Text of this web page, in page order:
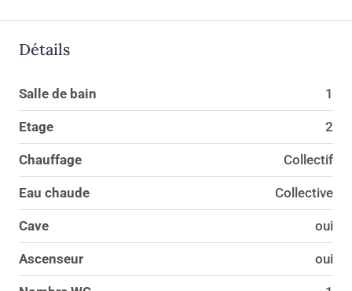
Détails
Salle de bain 1
Etage 2
Chauffage Collectif
Eau chaude Collective
Cave oui
Ascenseur oui